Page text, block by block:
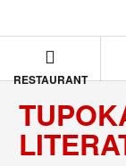
RESTAURANT